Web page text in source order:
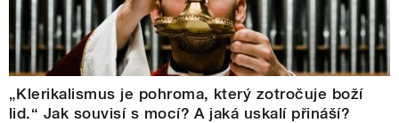
„Klerikalismus je pohroma, který zotročuje boží
lid.“ Jak souvisí s mocí? A jaká uskalí přináší?